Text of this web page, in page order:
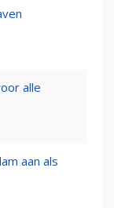
alle
aan als